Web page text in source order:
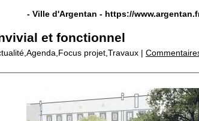
- Ville d'Argentan - https://
et fonctionnel
projet,Travaux |